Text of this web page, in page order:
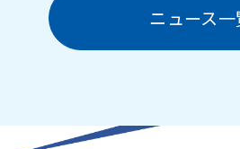
ニュース一